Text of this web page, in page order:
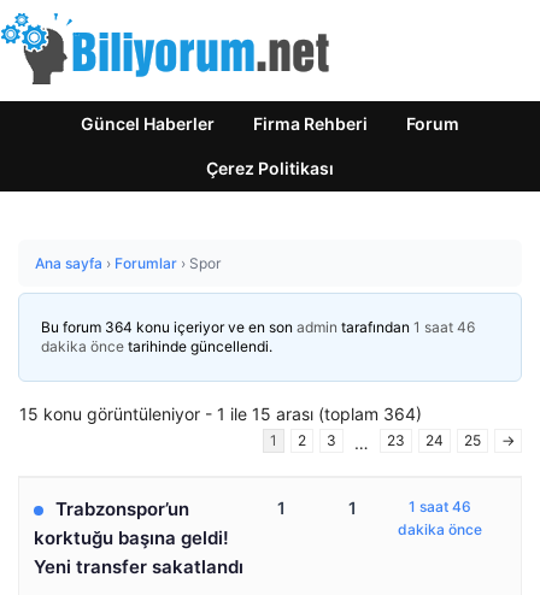
Güncel Haberler Firma Rehberi Forum
Çerez Politikası
Ana sayfa › Forumlar › Spor
Bu forum 364 konu içeriyor ve en son admin tarafından 1 saat 46
dakika önce tarihinde güncellendi.
15 konu görüntüleniyor - 1 ile 15 arası (toplam 364)
1 2 3 … 23 24 25 →
Trabzonspor’un
korktuğu başına geldi!
Yeni transfer sakatlandı
1 1
1 saat 46
dakika önce